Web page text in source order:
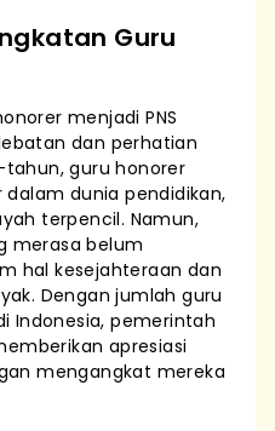
Guru
menjadi PNS
dan perhatian
guru honorer
dunia pendidikan,
terpencil. Namun,
merasa belum
hal kesejahteraan dan
Dengan jumlah guru
Indonesia, pemerintah
apresiasi
mengangkat mereka